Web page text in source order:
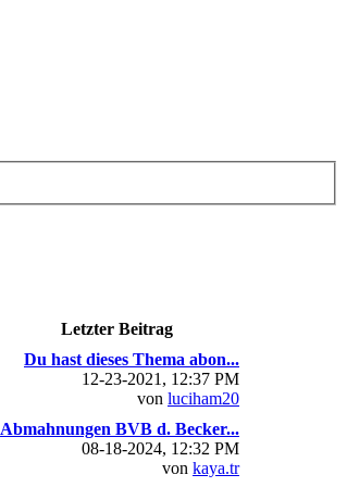
Letzter Beitrag
Du hast dieses Thema abon...
12-23-2021, 12:37 PM
von luciham20
Abmahnungen BVB d. Becker...
08-18-2024, 12:32 PM
von kaya.tr